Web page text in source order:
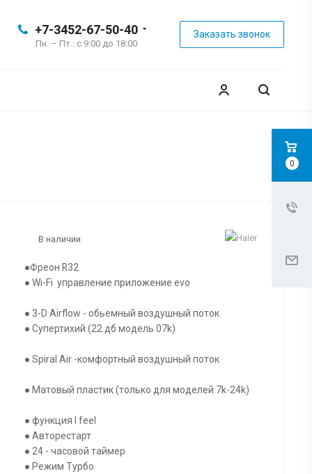
+7-3452-67-50-40
Пн. – Пт.: с 9:00 до 18:00
Заказать звонок
В наличии
●Фреон R32
● Wi-Fi управление приложение evo
● 3-D Airflow - обьемный воздушный поток
● Супертихий (22 дб модель 07k)
● Spiral Air -комфортный воздушный поток
● Матовый пластик (только для моделей 7k-24k)
● функция I feel
● Авторестарт
● 24 - часовой таймер
● Режим Турбо
0